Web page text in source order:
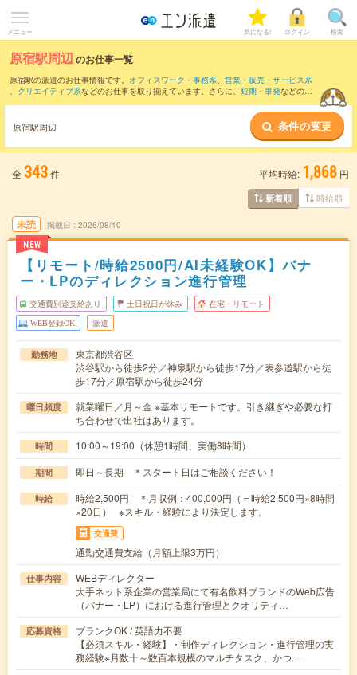
メニュー 気になる! ログイン 検索
原宿駅周辺のお仕事一覧
原宿駅の派遣のお仕事情報です。 オフィスワーク・事務系、 営業・販売・サービス系
、 クリエイティブ系などのお仕事を取り揃えています。さらに、 短期 ・ 単発などの期
また、渋谷駅
など近隣駅のお仕事もご確認
いただけます。
原宿駅周辺 条件の変更
全 343件 平均時給: 1,868 円
新着順 時給順
未読
NEW
掲載日 2026/08/10
【リモート/時給2500円/AI未経験OK】バナ
ー・LPのディレクション進行管理
交通費別途支給あり 土日祝日が休み 在宅・リモート
WEB登録OK 派遣
勤務地
東京都渋谷区
渋谷駅から徒歩2分／神泉駅から徒歩17分／表参道駅から徒
歩17分／原宿駅から徒歩24分
曜日頻度
就業曜日／月～金 ※基本リモートです。引き継ぎや必要な打
ち合わせで出社はあります。
時間 10:00～19:00（休憩1時間、実働8時間）
期間 即日～長期 ＊スタート日はご相談ください！
時給
時給2,500円 ＊月収例：400,000円（＝時給2,500円×8時間
×20日） ※スキル・経験により決定します。
交通費
通勤交通費支給（月額上限3万円）
仕事内容
WEBディレクター
大手ネット系企業の営業局にて有名飲料ブランドのWeb広告
（バナー・LP）における進行管理とクオリティ…
応募資格
ブランクOK / 英語力不要
【必須スキル・経験】・制作ディレクション・進行管理の実
務経験※月数十～数百本規模のマルチタスク、かつ…